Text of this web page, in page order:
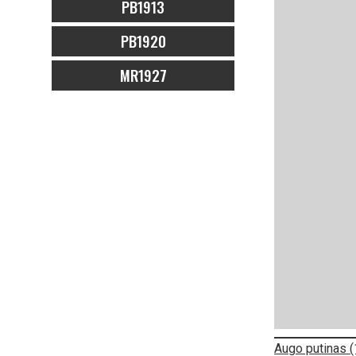
PB1913
PB1920
MR1927
Augo putinas